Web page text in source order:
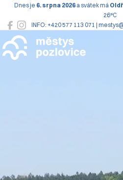
INFO: +420 577 113 071 |
Dnes je 6. srpna 2026 a svátek má
26°C
Pozlovice